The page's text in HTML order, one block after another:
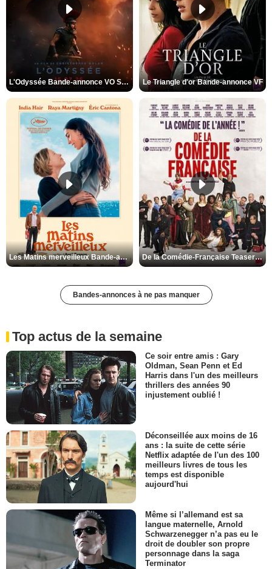
L'Odyssée Bande-annonce VO STFR Le Triangle d'or Bande-annonce VF
Les Matins merveilleux Bande-annonce VF De la Comédie-Française Teaser VF
Bandes-annonces à ne pas manquer
Top actus de la semaine
Ce soir entre amis : Gary
Oldman, Sean Penn et Ed
Harris dans l'un des meilleurs
thrillers des années 90
injustement oublié !
Déconseillée aux moins de 16
ans : la suite de cette série
Netflix adaptée de l'un des 100
meilleurs livres de tous les
temps est disponible
aujourd'hui
Même si l’allemand est sa
langue maternelle, Arnold
Schwarzenegger n’a pas eu le
droit de doubler son propre
personnage dans la saga
Terminator